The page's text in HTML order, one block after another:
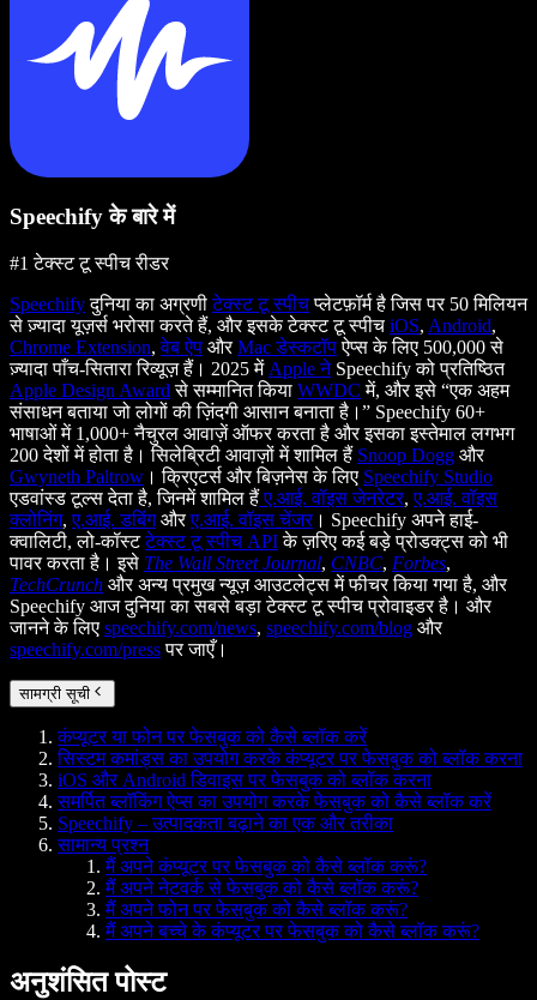
Speechify के बारे में
#1 टेक्स्ट टू स्पीच रीडर
Speechifyदुनिया का अग्रणीटेक्स्ट टू स्पीचप्लेटफ़ॉर्म है जिस पर 50 मिलियन
से ज़्यादा यूज़र्स भरोसा करते हैं, और इसके टेक्स्ट टू स्पीच iOS, Android,
Chrome Extension,वेब ऐप औरMac डेस्कटॉपऐप्स के लिए 500,000 से
ज़्यादा पाँच-सितारा रिव्यूज़ हैं। 2025 में Apple नेSpeechify को प्रतिष्ठित
Apple Design Award से सम्मानित किया WWDC में, और इसे “एक अहम
संसाधन बताया जो लोगों की ज़िंदगी आसान बनाता है।” Speechify 60+
भाषाओं में 1,000+ नैचुरल आवाज़ें ऑफर करता है और इसका इस्तेमाल लगभग
200 देशों में होता है। सिलेब्रिटी आवाज़ों में शामिल हैं Snoop Dogg और
Gwyneth Paltrow । क्रिएटर्स और बिज़नेस के लिए Speechify Studio
एडवांस्ड टूल्स देता है, जिनमें शामिल हैंए.आई. वॉइस जेनरेटर,ए.आई. वॉइस
क्लोनिंग,ए.आई. डबिंगऔरए.आई. वॉइस चेंजर। Speechify अपने हाई-
क्वालिटी, लो-कॉस्टटेक्स्ट टू स्पीच APIके ज़रिए कई बड़े प्रोडक्ट्स को भी
पावर करता है। इसे The Wall Street Journal, CNBC, Forbes,
TechCrunch और अन्य प्रमुख न्यूज़ आउटलेट्स में फीचर किया गया है, और
Speechify आज दुनिया का सबसे बड़ा टेक्स्ट टू स्पीच प्रोवाइडर है। और
जानने के लिए speechify.com/news, speechify.com/blog और
speechify.com/pressपर जाएँ।
सामग्री सूची
कंप्यूटर या फोन पर फेसबुक को कैसे ब्लॉक करें
सिस्टम कमांड्स का उपयोग करके कंप्यूटर पर फेसबुक को ब्लॉक करना
iOS और Android डिवाइस पर फेसबुक को ब्लॉक करना
समर्पित ब्लॉकिंग ऐप्स का उपयोग करके फेसबुक को कैसे ब्लॉक करें
Speechify – उत्पादकता बढ़ाने का एक और तरीका
सामान्य प्रश्न
मैं अपने कंप्यूटर पर फेसबुक को कैसे ब्लॉक करूं?
मैं अपने नेटवर्क से फेसबुक को कैसे ब्लॉक करूं?
मैं अपने फोन पर फेसबुक को कैसे ब्लॉक करूं?
मैं अपने बच्चे के कंप्यूटर पर फेसबुक को कैसे ब्लॉक करूं?
अनुशंसित पोस्ट